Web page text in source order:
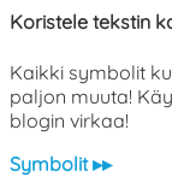
Koristele tekstin
Kaikki symbolit
paljon muuta!
blogin virkaa!
Symbolit ▸▸